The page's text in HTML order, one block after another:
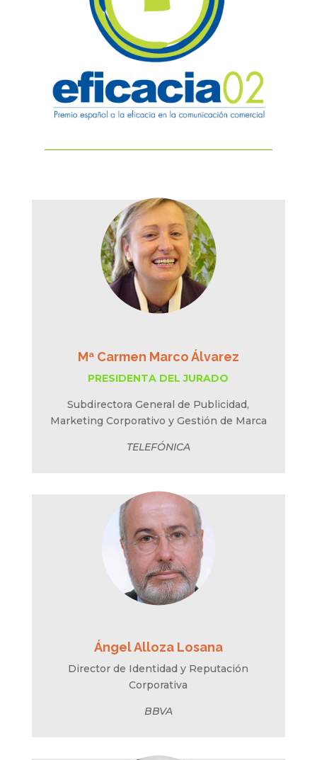
Mª Carmen Marco Álvarez
PRESIDENTA DEL JURADO
Subdirectora General de Publicidad,
Marketing Corporativo y Gestión de Marca
TELEFÓNICA
Ángel Alloza Losana
Director de Identidad y Reputación
Corporativa
BBVA